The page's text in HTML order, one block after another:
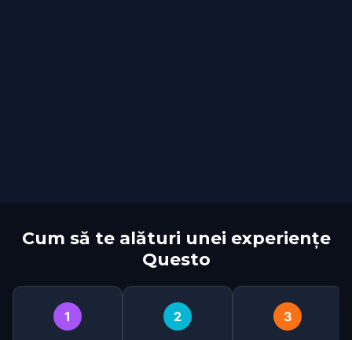
Cum să te alături unei experiențe
Questo
1 2 3